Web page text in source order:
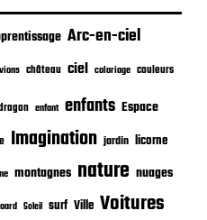
Arc-en-ciel
château ciel coloriage couleurs
enfant enfants Espace
Imagination jardin licorne
montagnes nature nuages
Soleil surf Ville Voitures